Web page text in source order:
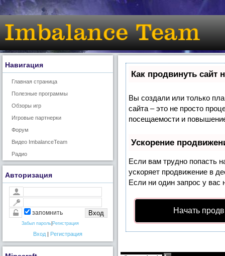
Навигация
Главная страница
Полезные программы
Обзоры игр
Игровые партнерки
Форум
Видео ImbalanceTeam
Радио
Авторизация
запомнить
Забыл пароль Регистрация
Вход | Регистрация
Как продвинуть сайт
Вы создали или только
сайта – это не просто
посещаемости и
Ускорение
Если вам трудно попасть
ускоряет продвижение в
Если ни один запрос у вас
Начать